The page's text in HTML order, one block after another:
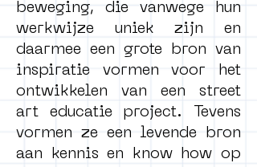
beweging, die vanwege hun
werkwijze uniek zijn en
daarmee een grote bron van
inspiratie vormen voor het
ontwikkelen van een street
art educatie project. Tevens
vormen ze een levende bron
aan kennis en know how op